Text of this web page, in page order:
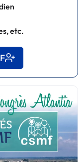
etc.